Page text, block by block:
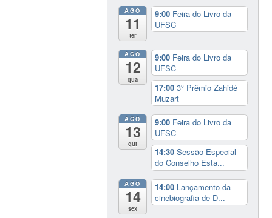
AGO
11
ter
9:00 Feira do Livro da
UFSC
AGO
12
qua
9:00 Feira do Livro da
UFSC
17:003º Prêmio Zahidé
Muzart
AGO
13
qui
9:00 Feira do Livro da
UFSC
14:30Sessão Especial
do Conselho Esta...
AGO
14
sex
14:00 Lançamento da
cinebiografia de D...